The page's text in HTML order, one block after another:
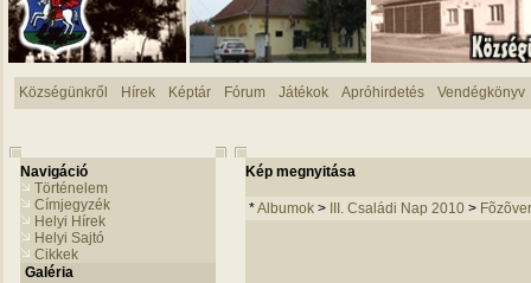
Községünkről Hírek Képtár Fórum Játékok Apróhirdetés Vendégkönyv
Navigáció
Történelem
Címjegyzék
Helyi Hírek
Helyi Sajtó
Cikkek
Galéria
Kép megnyitása
*Albumok > III. Családi Nap 2010 >